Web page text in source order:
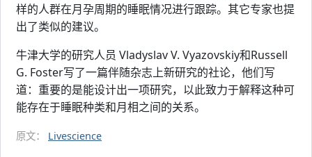
样的人群在月孕周期的睡眠情况进行跟踪。其它专家也提
出了类似的建议。
牛津大学的研究人员 Vladyslav V. Vyazovskiy和Russell
G. Foster写了一篇伴随杂志上新研究的社论，他们写
道：重要的是能设计出一项研究，以此致力于解释这种可
能存在于睡眠种类和月相之间的关系。
原文： Livescience